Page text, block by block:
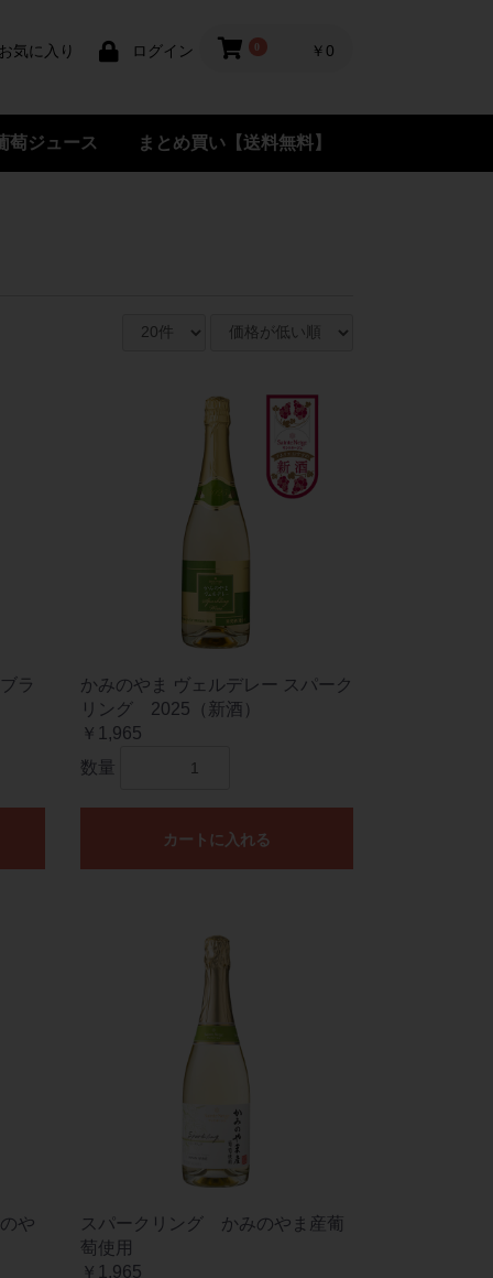
気に入り ログイン 0 ￥0
萄ジュース まとめ買い【送料無料】
ラ
かみのやま ヴェルデレー スパーク
リング 2025（新酒）
￥1,965
数量
カートに入れる
や
スパークリング かみのやま産葡
萄使用
￥1,965